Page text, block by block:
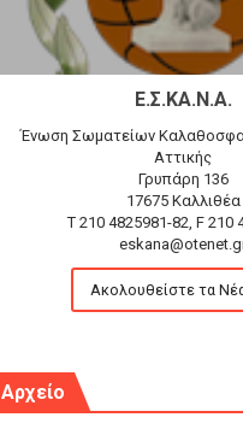
Ε.Σ.ΚΑ.Ν.Α.
Ένωση Σωματείων
Αττικής
Γρυπάρη 136
17675 Καλλιθέα
T 210 4825981-82, F 210
Ακολουθείστε τα
Αρχείο